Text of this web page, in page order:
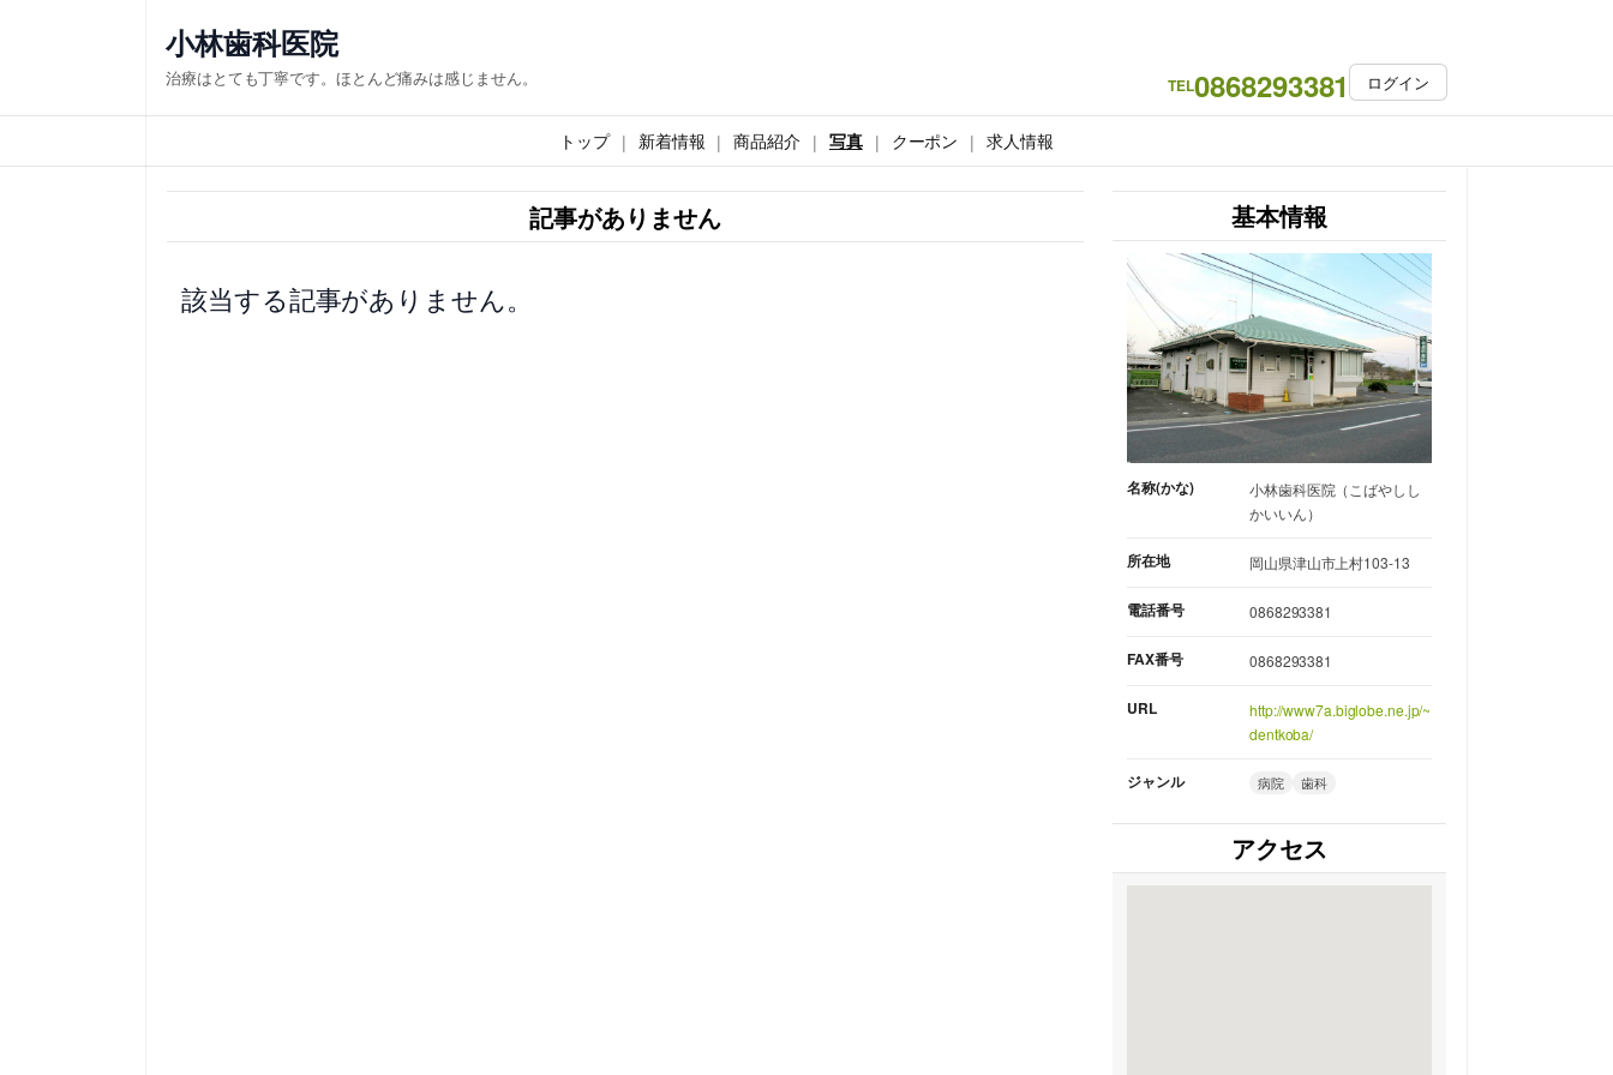
ス
キ
小林歯科医院
治療はとても丁寧です。ほとんど痛みは感じません。 TEL0868293381 ログイン
トップ 新着情報 商品紹介 写真 クーポン 求人情報
記事がありません
該当する記事がありません。
基本情報
名称(かな)
小林歯科医院（こばやしし
かいいん）
所在地 岡山県津山市上村103-13
電話番号 0868293381
FAX番号 0868293381
URL
http://www7a.biglobe.ne.jp/~
dentkoba/
ジャンル 病院 歯科
アクセス